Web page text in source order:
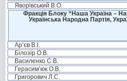
Яворівський В.О.
Фракція Блоку “Наша Україна –
Українська Народна Партія,
Ар’єв В.І.
Білозір О.В.
Василенко С.В.
Герасим’юк О.В.
Григорович Л.С.